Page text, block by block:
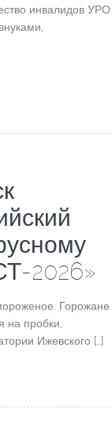
инвалидов УРО
2026»
Горожане
на пробки,
Ижевского […]